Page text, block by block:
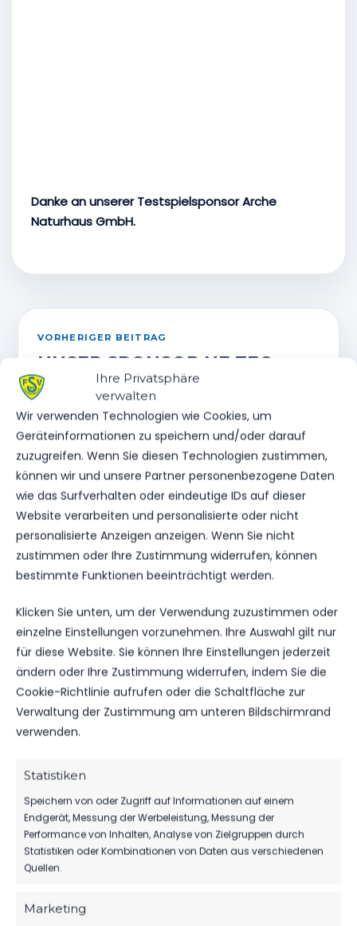
Ihre Privatsphäre
verwalten
Wir verwenden Technologien wie Cookies, um
Geräteinformationen zu speichern und/oder darauf
zuzugreifen. Wenn Sie diesen Technologien zustimmen,
können wir und unsere Partner personenbezogene Daten
wie das Surfverhalten oder eindeutige IDs auf dieser
Website verarbeiten und personalisierte oder nicht
personalisierte Anzeigen anzeigen. Wenn Sie nicht
zustimmen oder Ihre Zustimmung widerrufen, können
bestimmte Funktionen beeinträchtigt werden.
Klicken Sie unten, um der Verwendung zuzustimmen oder
einzelne Einstellungen vorzunehmen. Ihre Auswahl gilt nur
für diese Website. Sie können Ihre Einstellungen jederzeit
ändern oder Ihre Zustimmung widerrufen, indem Sie die
Cookie-Richtlinie aufrufen oder die Schaltfläche zur
Verwaltung der Zustimmung am unteren Bildschirmrand
verwenden.
Statistiken
Speichern von oder Zugriff auf Informationen auf einem
Endgerät, Messung der Werbeleistung, Messung der
Performance von Inhalten, Analyse von Zielgruppen durch
Statistiken oder Kombinationen von Daten aus verschiedenen
Quellen.
Marketing
Danke an unserer Testspielsponsor Arche
Naturhaus GmbH.
VORHERIGER BEITRAG
UNSER SPONSOR NF-TEC
NÄCHSTER BEITRAG
2. LUCKENWALDER
TURMPOKAL
WEITERE MELDUNGEN
DAS KÖNNTE DICH
AUCH INTERESSIEREN.
1.MÄNNER
HERBER DÄMPFER AUF DEM WEG ZUM
KLASSENERHALT
1.MÄNNER
WIR VERPFLICHTEN TILL JACOBI!